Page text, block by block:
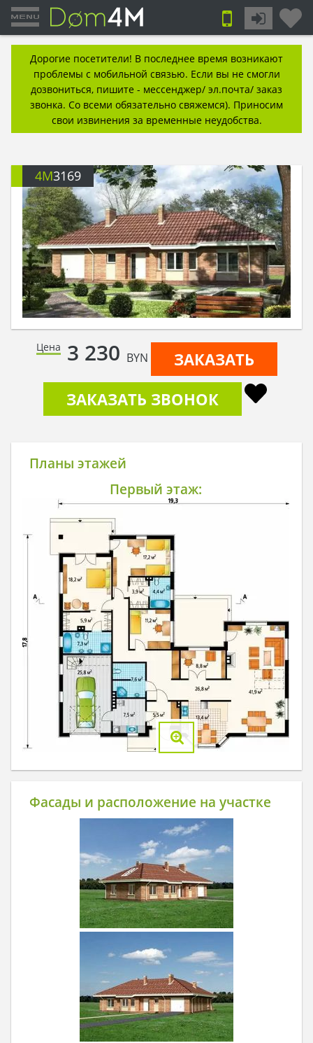
Дорогие посетители! В последнее время возникают
проблемы с мобильной связью. Если вы не смогли
дозвониться, пишите - мессенджер/ эл.почта/ заказ
звонка. Со всеми обязательно свяжемся). Приносим
свои извинения за временные неудобства.
4M3169
Цена 3 230 BYN
ЗАКАЗАТЬ
ЗАКАЗАТЬ ЗВОНОК
Планы этажей
Первый этаж:
Фасады и расположение на участке